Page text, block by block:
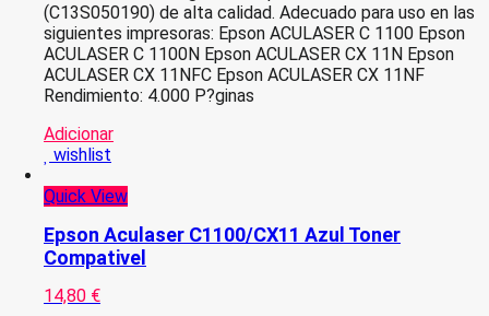
(C13S050190) de alta calidad. Adecuado para uso en las
siguientes impresoras: Epson ACULASER C 1100 Epson
ACULASER C 1100N Epson ACULASER CX 11N Epson
ACULASER CX 11NFC Epson ACULASER CX 11NF
Rendimiento: 4.000 P?ginas
Adicionar
wishlist
Quick View
Epson Aculaser C1100/CX11 Azul Toner
Compativel
14,80 €